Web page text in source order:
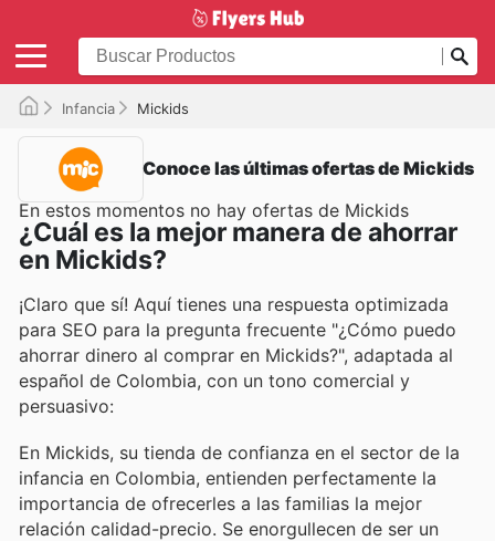
Infancia Mickids
Conoce las últimas ofertas de Mickids
En estos momentos no hay ofertas de Mickids
¿Cuál es la mejor manera de ahorrar
en Mickids?
¡Claro que sí! Aquí tienes una respuesta optimizada
para SEO para la pregunta frecuente "¿Cómo puedo
ahorrar dinero al comprar en Mickids?", adaptada al
español de Colombia, con un tono comercial y
persuasivo:
En Mickids, su tienda de confianza en el sector de la
infancia en Colombia, entienden perfectamente la
importancia de ofrecerles a las familias la mejor
relación calidad-precio. Se enorgullecen de ser un